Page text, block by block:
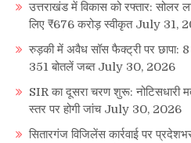
उत्तराखंड में विकास को रफ्तार: सोलर
लिए ₹676 करोड़ स्वीकृत July 31,
रुड़की में अवैध सॉस फैक्ट्री पर छापा:
351 बोतलें जब्त July 30, 2026
SIR का दूसरा चरण शुरू: नोटिसधारी
स्तर पर होगी जांच July 30, 2026
सितारगंज विजिलेंस कार्रवाई पर